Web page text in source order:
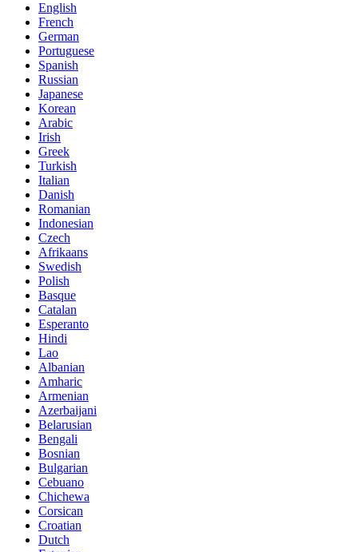
English
French
German
Portuguese
Spanish
Russian
Japanese
Korean
Arabic
Irish
Greek
Turkish
Italian
Danish
Romanian
Indonesian
Czech
Afrikaans
Swedish
Polish
Basque
Catalan
Esperanto
Hindi
Lao
Albanian
Amharic
Armenian
Azerbaijani
Belarusian
Bengali
Bosnian
Bulgarian
Cebuano
Chichewa
Corsican
Croatian
Dutch